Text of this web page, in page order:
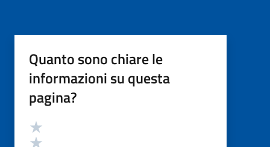
Quanto sono chiare le
informazioni su questa
pagina?
Valutazione